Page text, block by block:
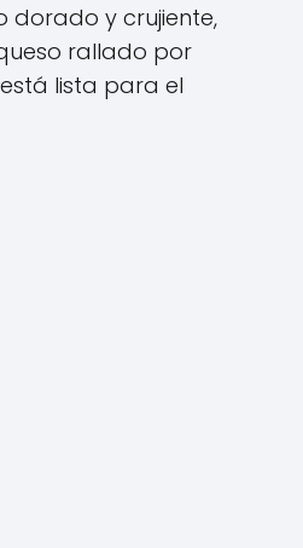
dorado y crujiente,
rallado por
lista para el